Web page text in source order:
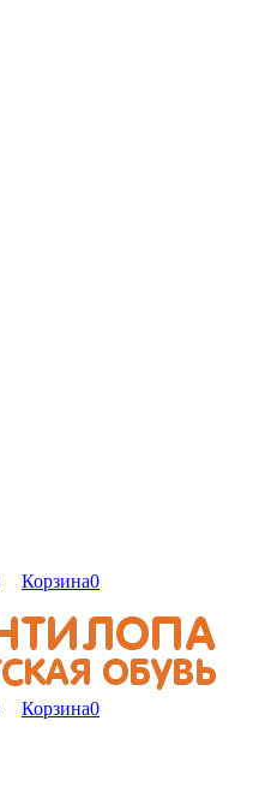
Корзина0
Корзина0